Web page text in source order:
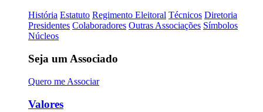
História Estatuto Regimento Eleitoral Técnicos Diretoria
Presidentes Colaboradores Outras Associações Símbolos
Núcleos
Seja um Associado
Quero me Associar
Valores